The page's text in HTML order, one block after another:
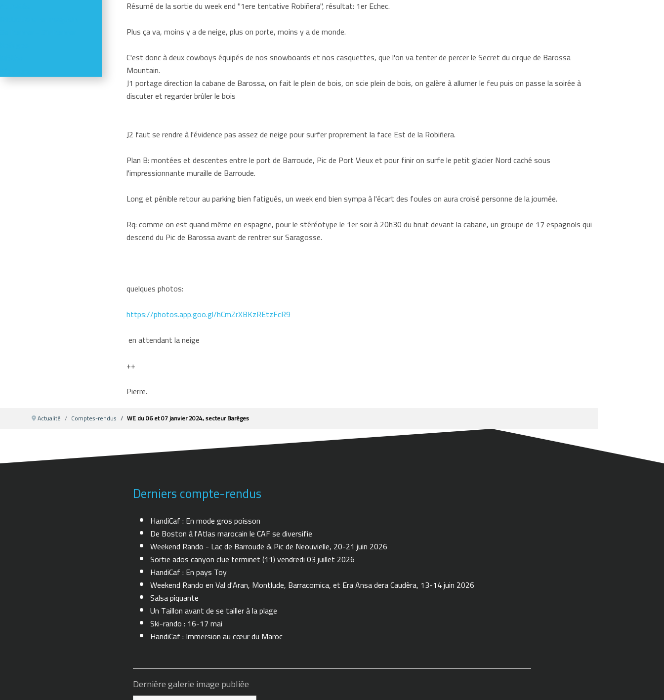
Résumé de la sortie du week end "1ere tentative Robiñera", résultat: 1er Echec.
Plus ça va, moins y a de neige, plus on porte, moins y a de monde.
C'est donc à deux cowboys équipés de nos snowboards et nos casquettes, que l'on va tenter de percer le Secret du cirque de Barossa
Mountain.
J1 portage direction la cabane de Barossa, on fait le plein de bois, on scie plein de bois, on galère à allumer le feu puis on passe la soirée à
discuter et regarder brûler le bois
J2 faut se rendre à l'évidence pas assez de neige pour surfer proprement la face Est de la Robiñera.
Plan B: montées et descentes entre le port de Barroude, Pic de Port Vieux et pour finir on surfe le petit glacier Nord caché sous
l'impressionnante muraille de Barroude.
Long et pénible retour au parking bien fatigués, un week end bien sympa à l'écart des foules on aura croisé personne de la journée.
Rq: comme on est quand même en espagne, pour le stéréotype le 1er soir à 20h30 du bruit devant la cabane, un groupe de 17 espagnols qui
descend du Pic de Barossa avant de rentrer sur Saragosse.
quelques photos:
https://photos.app.goo.gl/hCmZrXBKzREtzFcR9
en attendant la neige
++
Pierre.
Actualité Comptes-rendus WE du 06 et 07 janvier 2024, secteur Barèges
Derniers compte-rendus
HandiCaf : En mode gros poisson
De Boston à l'Atlas marocain le CAF se diversifie
Weekend Rando - Lac de Barroude & Pic de Neouvielle, 20-21 juin 2026
Sortie ados canyon clue terminet (11) vendredi 03 juillet 2026
HandiCaf : En pays Toy
Weekend Rando en Val d'Aran, Montlude, Barracomica, et Era Ansa dera Caudèra, 13-14 juin 2026
Salsa piquante
Un Taillon avant de se tailler à la plage
Ski-rando : 16-17 mai
HandiCaf : Immersion au cœur du Maroc
Dernière galerie image publiée